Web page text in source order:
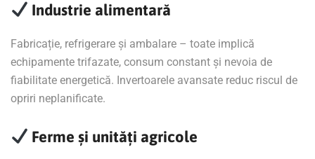
Industrie alimentară
Fabricație, refrigerare și ambalare – toate implică
echipamente trifazate, consum constant și nevoia de
fiabilitate energetică. Invertoarele avansate reduc riscul de
opriri neplanificate.
Ferme și unități agricole